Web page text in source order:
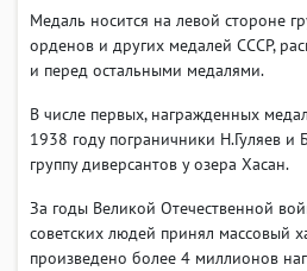
Медаль носится на левой стороне
орденов и других медалей СССР,
и перед остальными медалями.
В числе первых, награжденных
1938 году пограничники Н.Гуляев и
группу диверсантов у озера Хасан.
За годы Великой Отечественной
советских людей принял массовый
произведено более 4 миллионов